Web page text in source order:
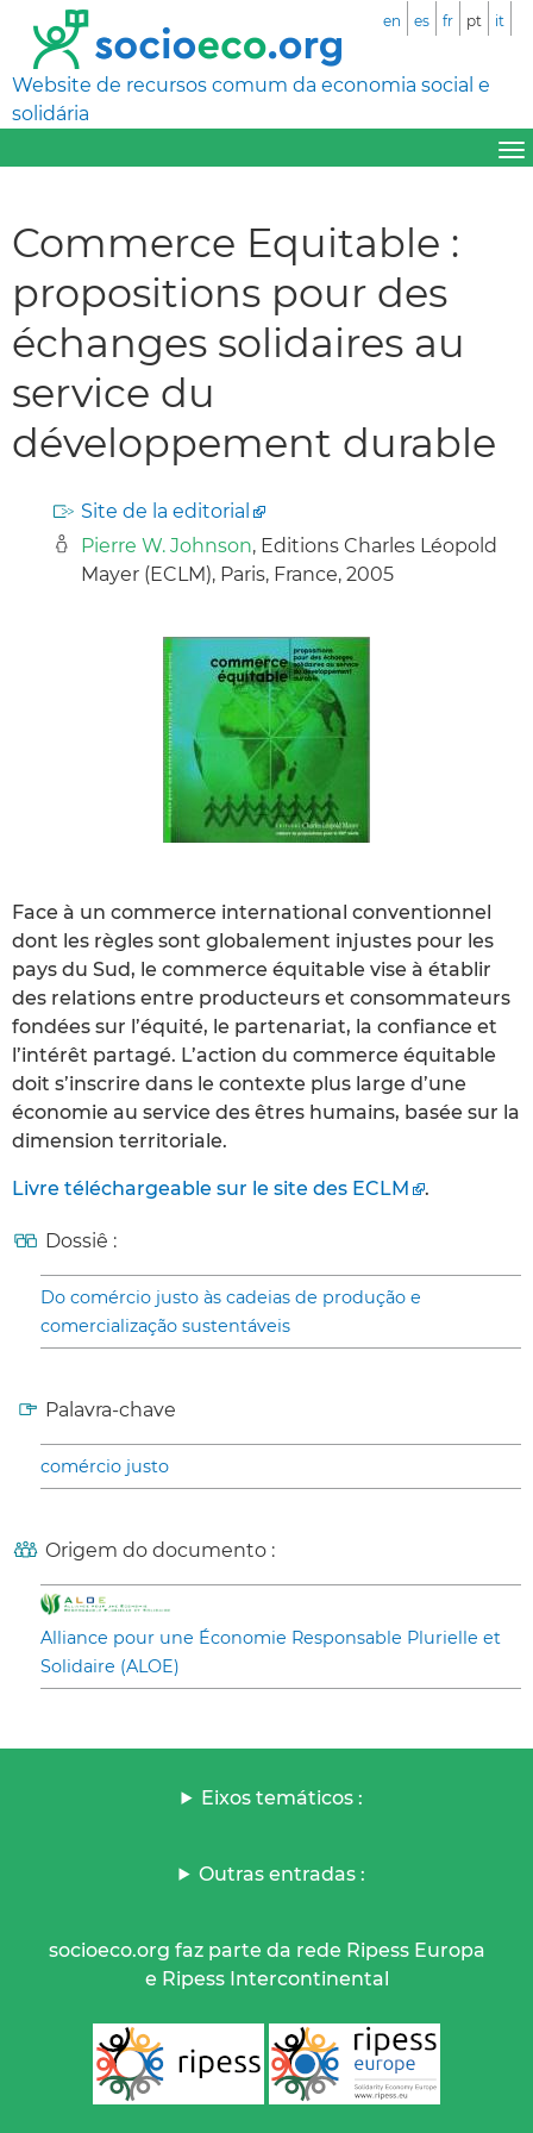
Website de recursos comum da economia social e
solidária
en es fr pt it
Commerce Equitable :
propositions pour des
échanges solidaires au
service du
développement durable
Site de la editorial
Pierre W. Johnson, Editions Charles Léopold
Mayer (ECLM), Paris, France, 2005
Face à un commerce international conventionnel
dont les règles sont globalement injustes pour les
pays du Sud, le commerce équitable vise à établir
des relations entre producteurs et consommateurs
fondées sur l’équité, le partenariat, la confiance et
l’intérêt partagé. L’action du commerce équitable
doit s’inscrire dans le contexte plus large d’une
économie au service des êtres humains, basée sur la
dimension territoriale.
Livre téléchargeable sur le site des ECLM .
Dossiê :
Do comércio justo às cadeias de produção e
comercialização sustentáveis
Palavra-chave
comércio justo
Origem do documento :
Alliance pour une Économie Responsable Plurielle et
Solidaire (ALOE)
Eixos temáticos :
Outras entradas :
socioeco.org faz parte da rede Ripess Europa
e Ripess Intercontinental